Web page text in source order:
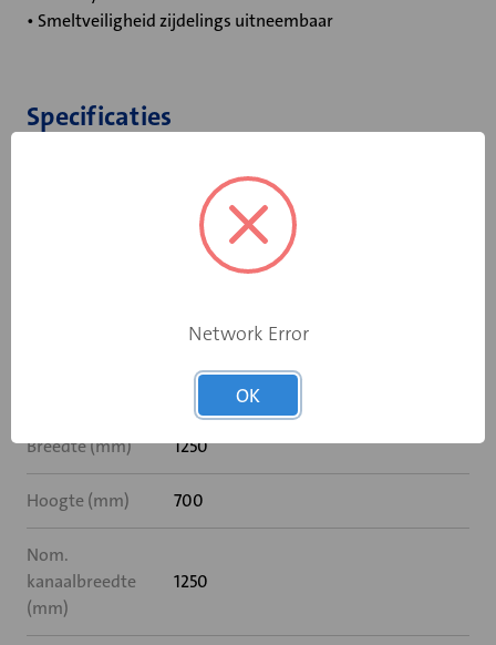
• Smeltveiligheid zijdelings uitneembaar
Specificaties
Elektromotor 230 V
Nee
Breedte (mm) 1250
Hoogte (mm) 700
Nom.
kanaalbreedte
(mm)
1250
Network Error
OK